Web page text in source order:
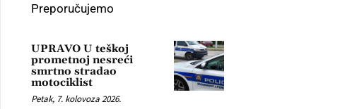
Preporučujemo
UPRAVO U teškoj
prometnoj nesreći
smrtno stradao
motociklist
Petak, 7. kolovoza 2026.